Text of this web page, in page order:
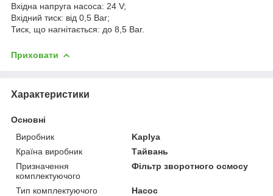
Вхідна напруга насоса: 24 V;
Вхідний тиск: від 0,5 Bar;
Тиск, що нагнітається: до 8,5 Bar.
Приховати
Характеристики
Основні
Виробник
Kaplya
Країна виробник
Тайвань
Призначення
комплектуючого
Фільтр зворотного осмосу
Тип комплектуючого
Насос